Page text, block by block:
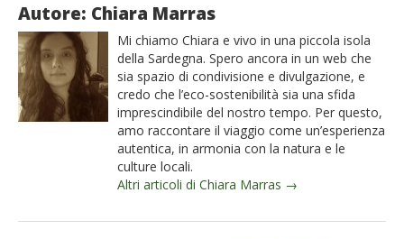
Autore: Chiara Marras
Mi chiamo Chiara e vivo in una piccola isola
della Sardegna. Spero ancora in un web che
sia spazio di condivisione e divulgazione, e
credo che l’eco-sostenibilità sia una sfida
imprescindibile del nostro tempo. Per questo,
amo raccontare il viaggio come un’esperienza
autentica, in armonia con la natura e le
culture locali.
Altri articoli di Chiara Marras →